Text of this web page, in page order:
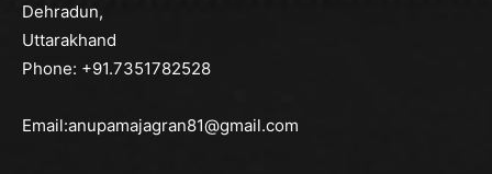
Dehradun,
Uttarakhand
Phone: +91.7351782528
Email:anupamajagran81@gmail.com